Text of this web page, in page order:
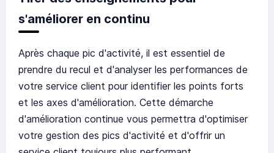
s'améliorer en continu
Après chaque pic d'activité, il est essentiel de
prendre du recul et d'analyser les performances de
votre service client pour identifier les points forts
et les axes d'amélioration. Cette démarche
d'amélioration continue vous permettra d'optimiser
votre gestion des pics d'activité et d'offrir un